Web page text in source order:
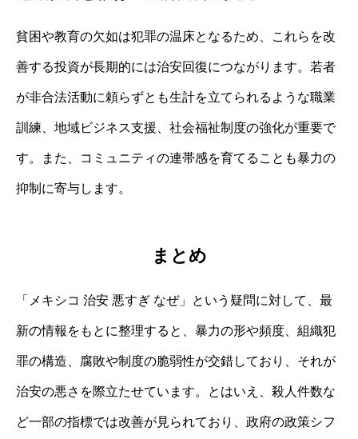
貧困や教育の欠如は犯罪の温床となるため、これらを改
善する投資が長期的には治安回復につながります。若者
が非合法活動に頼らずとも生計を立てられるような職業
訓練、地域ビジネス支援、社会福祉制度の強化が重要で
す。また、コミュニティの連帯感を育てることも暴力の
抑制に寄与します。
まとめ
「メキシコ 治安 悪すぎ なぜ」という疑問に対して、最
新の情報をもとに整理すると、暴力の形や頻度、組織犯
罪の構造、腐敗や制度の脆弱性が交錯しており、それが
治安の悪さを際立たせています。とはいえ、殺人件数な
ど一部の指標では改善が見られており、政府の政策シフ